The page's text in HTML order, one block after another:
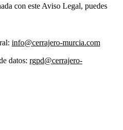
con este Aviso Legal, puedes
info@cerrajero-murcia.com
datos: rgpd@cerrajero-